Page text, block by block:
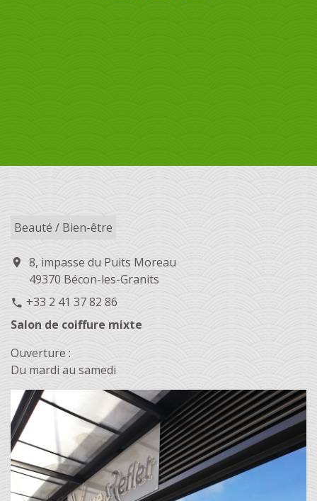
Beauté / Bien-être
location_on
8, impasse du Puits Moreau
49370 Bécon-les-Granits
phone +33 2 41 37 82 86
Salon de coiffure mixte
Ouverture :
Du mardi au samedi